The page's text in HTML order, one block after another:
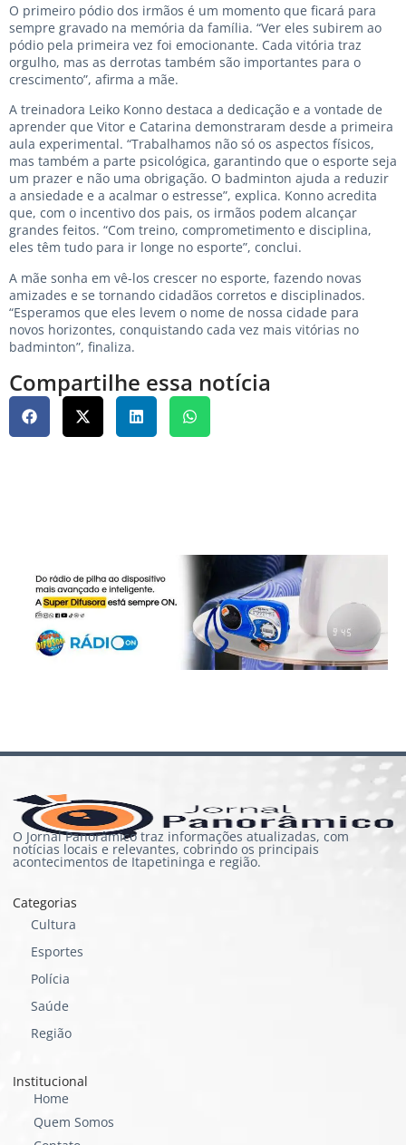
O primeiro pódio dos irmãos é um momento que ficará para
sempre gravado na memória da família. “Ver eles subirem ao
pódio pela primeira vez foi emocionante. Cada vitória traz
orgulho, mas as derrotas também são importantes para o
crescimento”, afirma a mãe.
A treinadora Leiko Konno destaca a dedicação e a vontade de
aprender que Vitor e Catarina demonstraram desde a primeira
aula experimental. “Trabalhamos não só os aspectos físicos,
mas também a parte psicológica, garantindo que o esporte seja
um prazer e não uma obrigação. O badminton ajuda a reduzir
a ansiedade e a acalmar o estresse”, explica. Konno acredita
que, com o incentivo dos pais, os irmãos podem alcançar
grandes feitos. “Com treino, comprometimento e disciplina,
eles têm tudo para ir longe no esporte”, conclui.
A mãe sonha em vê-los crescer no esporte, fazendo novas
amizades e se tornando cidadãos corretos e disciplinados.
“Esperamos que eles levem o nome de nossa cidade para
novos horizontes, conquistando cada vez mais vitórias no
badminton”, finaliza.
Compartilhe essa notícia
O Jornal Panorâmico traz informações atualizadas, com
notícias locais e relevantes, cobrindo os principais
acontecimentos de Itapetininga e região.
Categorias
Cultura
Esportes
Polícia
Saúde
Região
Institucional
Home
Quem Somos